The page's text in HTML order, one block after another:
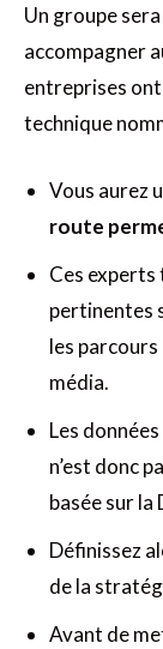
Un groupe
accompagner
entreprises
technique
Vous aurez
route
Ces
pertinentes
les parcours
média.
Les
n’est donc
basée sur la
Définissez
de la
Avant de